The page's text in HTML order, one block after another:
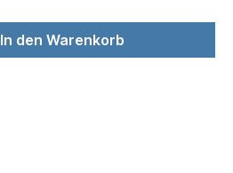
In den Warenkorb